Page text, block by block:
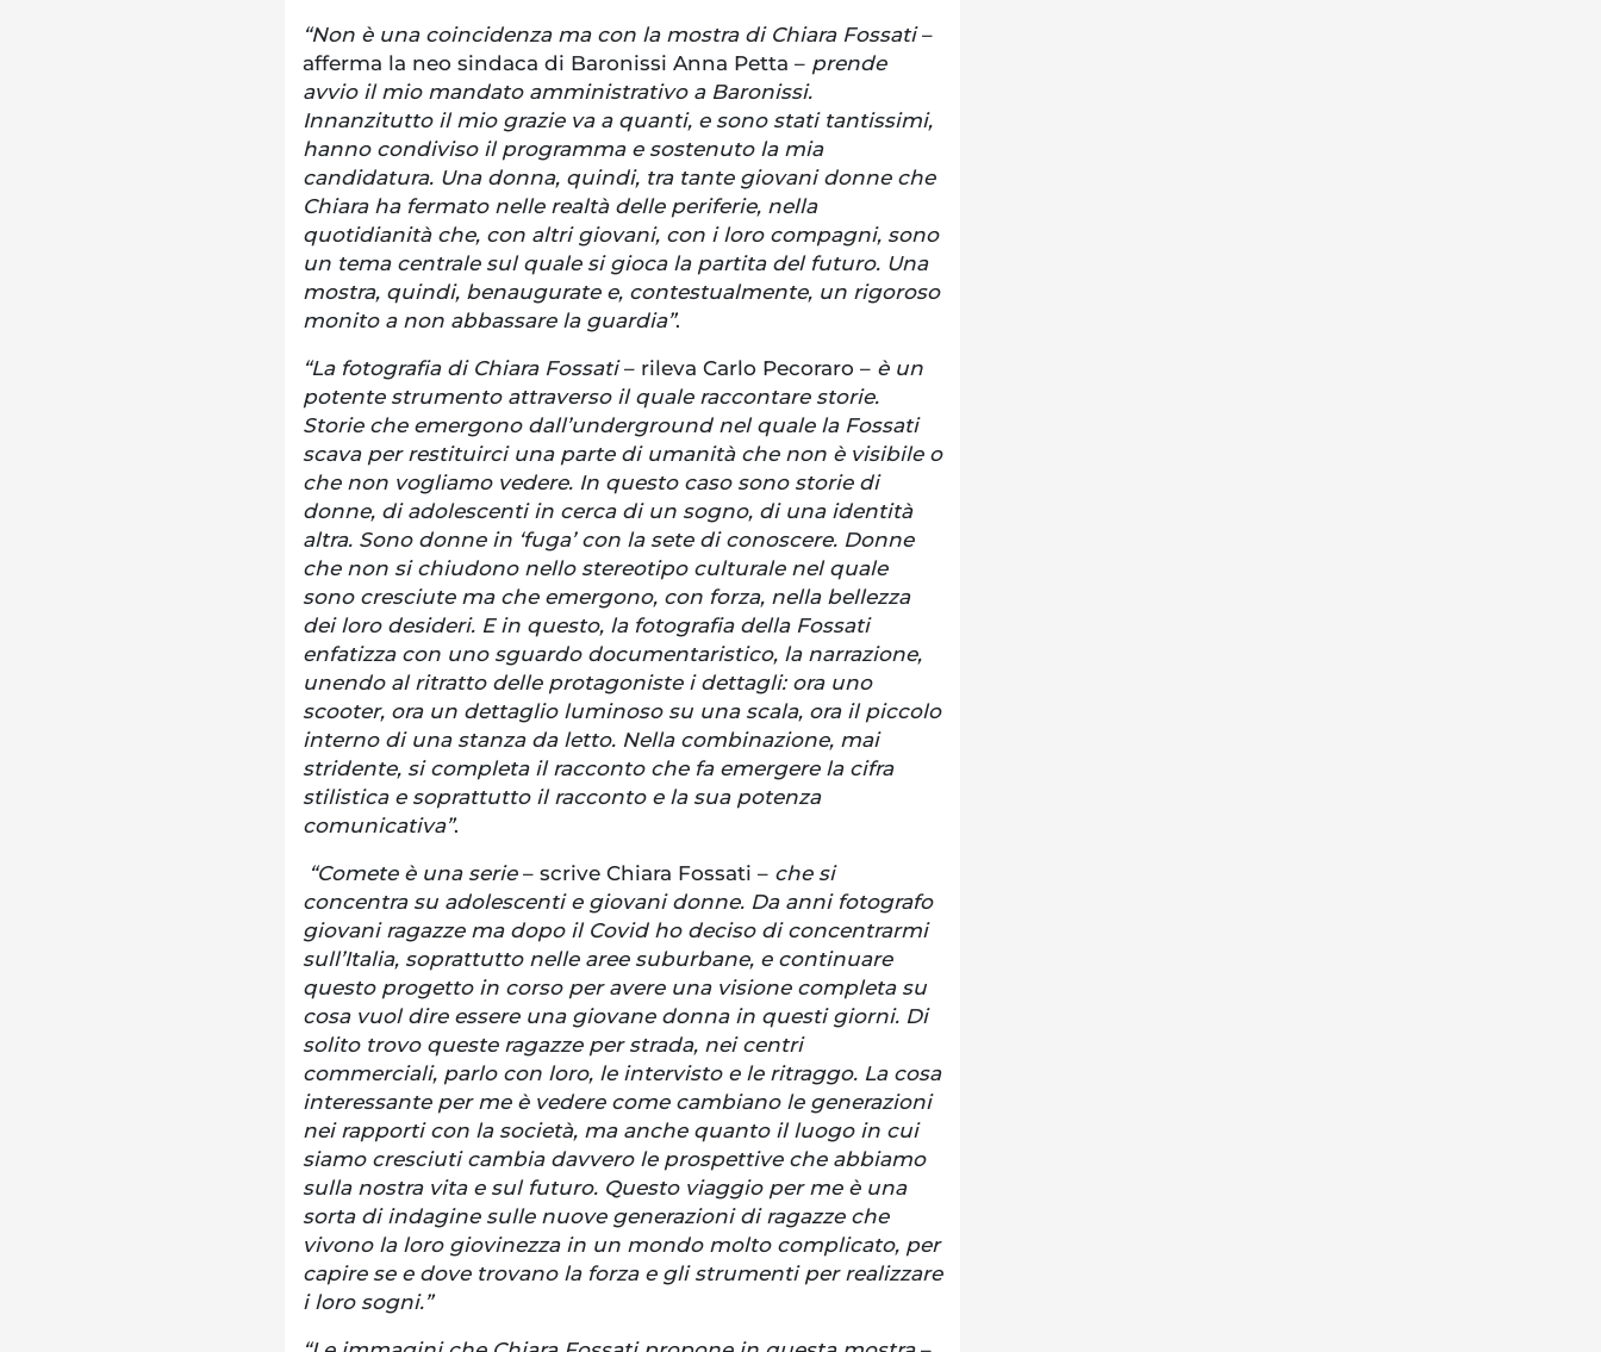
“Non è una coincidenza ma con la mostra di Chiara Fossati–
afferma la neo sindaca di Baronissi Anna Petta – prende
avvio il mio mandato amministrativo a Baronissi.
Innanzitutto il mio grazie va a quanti, e sono stati tantissimi,
hanno condiviso il programma e sostenuto la mia
candidatura. Una donna, quindi, tra tante giovani donne che
Chiara ha fermato nelle realtà delle periferie, nella
quotidianità che, con altri giovani, con i loro compagni, sono
un tema centrale sul quale si gioca la partita del futuro. Una
mostra, quindi, benaugurate e, contestualmente, un rigoroso
monito a non abbassare la guardia”.
“La fotografia di Chiara Fossati– rileva Carlo Pecoraro – è un
potente strumento attraverso il quale raccontare storie.
Storie che emergono dall’underground nel quale la Fossati
scava per restituirci una parte di umanità che non è visibile o
che non vogliamo vedere. In questo caso sono storie di
donne, di adolescenti in cerca di un sogno, di una identità
altra. Sono donne in ‘fuga’ con la sete di conoscere. Donne
che non si chiudono nello stereotipo culturale nel quale
sono cresciute ma che emergono, con forza, nella bellezza
dei loro desideri. E in questo, la fotografia della Fossati
enfatizza con uno sguardo documentaristico, la narrazione,
unendo al ritratto delle protagoniste i dettagli: ora uno
scooter, ora un dettaglio luminoso su una scala, ora il piccolo
interno di una stanza da letto. Nella combinazione, mai
stridente, si completa il racconto che fa emergere la cifra
stilistica e soprattutto il racconto e la sua potenza
comunicativa”.
“Comete è una serie– scrive Chiara Fossati – che si
concentra su adolescenti e giovani donne. Da anni fotografo
giovani ragazze ma dopo il Covid ho deciso di concentrarmi
sull’Italia, soprattutto nelle aree suburbane, e continuare
questo progetto in corso per avere una visione completa su
cosa vuol dire essere una giovane donna in questi giorni. Di
solito trovo queste ragazze per strada, nei centri
commerciali, parlo con loro, le intervisto e le ritraggo. La cosa
interessante per me è vedere come cambiano le generazioni
nei rapporti con la società, ma anche quanto il luogo in cui
siamo cresciuti cambia davvero le prospettive che abbiamo
sulla nostra vita e sul futuro. Questo viaggio per me è una
sorta di indagine sulle nuove generazioni di ragazze che
vivono la loro giovinezza in un mondo molto complicato, per
capire se e dove trovano la forza e gli strumenti per realizzare
i loro sogni.”